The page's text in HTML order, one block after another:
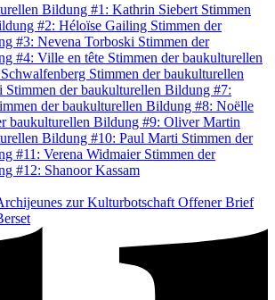
Bildung #1: Kathrin Siebert Stimmen
#2: Héloïse Gailing Stimmen der
#3: Nevena Torboski Stimmen der
#4: Ville en tête Stimmen der baukulturellen
Stimmen der baukulturellen
Stimmen der baukulturellen Bildung #7:
der baukulturellen Bildung #8: Noëlle
baukulturellen Bildung #9: Oliver Martin
Bildung #10: Paul Marti Stimmen der
#11: Verena Widmaier Stimmen der
#12: Shanoor Kassam
zur Kulturbotschaft Offener Brief